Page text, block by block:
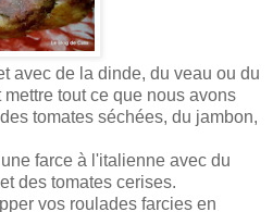
avec de la dinde, du veau ou du
mettre tout ce que nous avons
tomates séchées, du jambon,
farce à l'italienne avec du
des tomates cerises.
vos roulades farcies en